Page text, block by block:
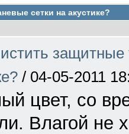
сетки на акустике?
защитные
/ 04-05-2011
цвет, со
Влагой не